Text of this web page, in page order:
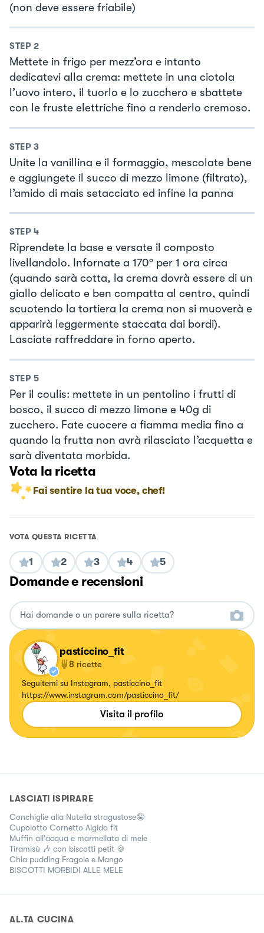
(non deve essere friabile)
STEP 2
Mettete in frigo per mezz’ora e intanto
dedicatevi alla crema: mettete in una ciotola
l’uovo intero, il tuorlo e lo zucchero e sbattete
con le fruste elettriche fino a renderlo cremoso.
STEP 3
Unite la vanillina e il formaggio, mescolate bene
e aggiungete il succo di mezzo limone (filtrato),
l’amido di mais setacciato ed infine la panna
STEP 4
Riprendete la base e versate il composto
livellandolo. Infornate a 170° per 1 ora circa
(quando sarà cotta, la crema dovrà essere di un
giallo delicato e ben compatta al centro, quindi
scuotendo la tortiera la crema non si muoverà e
apparirà leggermente staccata dai bordi).
Lasciate raffreddare in forno aperto.
STEP 5
Per il coulis: mettete in un pentolino i frutti di
bosco, il succo di mezzo limone e 40g di
zucchero. Fate cuocere a fiamma media fino a
quando la frutta non avrà rilasciato l’acquetta e
sarà diventata morbida.
Vota la ricetta
Fai sentire la tua voce, chef!
VOTA QUESTA RICETTA
1 2 3 4 5
Domande e recensioni
pasticcino_fit
8 ricette
Seguitemi su Instagram, pasticcino_fit
https://www.instagram.com/pasticcino_fit/
Visita il profilo
LASCIATI ISPIRARE
Conchiglie alla Nutella stragustose🤪
Cupolotto Cornetto Algida fit
Muffin all'acqua e marmellata di mele
Tiramisù 🎶 con biscotti petit 🍪
Chia pudding Fragole e Mango
BISCOTTI MORBIDI ALLE MELE
AL.TA CUCINA